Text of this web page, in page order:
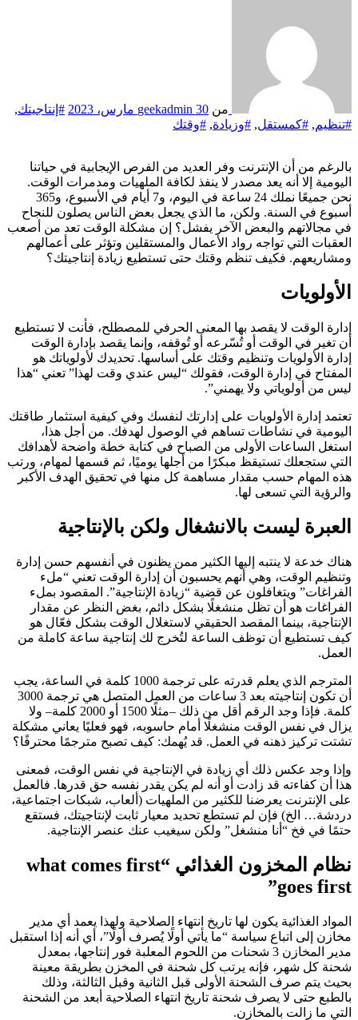
من geekadmin 30 مارس، 2023 #إنتاجيتك,
#تنظيم, #كمستقل, #وزيادة, #وقتك
بالرغم من أن الإنترنت وفر العديد من الفرص الإيجابية في حياتنا
اليومية إلا أنه يعد مصدر لا ينفذ لكافة الملهيات ومدمرات الوقت.
نحن جميعًا نملك 24 ساعة في اليوم، و7 أيام في الأسبوع، و365
أسبوع في السنة. ولكن، ما الذي يجعل بعض الناس يصلون للنجاح
في مجالاتهم والبعض الآخر يفشل؟ إن مشكلة الوقت تعد من أصعب
العقبات التي تواجه رواد الأعمال والمستقلين وتؤثر على أعمالهم
ومشاريعهم. فكيف تنظم وقتك حتى تستطيع زيادة إنتاجيتك؟
الأولويات
إدارة الوقت لا يقصد بها المعنى الحرفي للمصطلح، فأنت لا تستطيع
أن تغير في الوقت أو تُسّرعه أو تُوقفه، وإنما يقصد بإدارة الوقت
إدارة الأولويات وتنظيم وقتك على أساسها. تحديدك لأولوياتك هو
المفتاح في إدارة الوقت، فقولك “ليس عندي وقت لهذا” تعني “هذا
ليس من أولوياتي ولا يهمني”.
تعتمد إدارة الأولويات على إدارتك لنفسك وفي كيفية استثمار طاقتك
اليومية في نشاطات تساهم في الوصول لهدفك. من أجل هذا،
استغل الساعات الأولى من الصباح في كتابة خطة واضحة لأهدافك
التي ستجعلك تستيقظ مبكرًا من أجلها يوميًا، ثم قسمها لمهام، ورتب
هذه المهام حسب مقدار مساهمة كل منها في تحقيق الهدف الأكبر
والرؤية التي تسعى لها.
العبرة ليست بالانشغال ولكن بالإنتاجية
هناك خدعة لا ينتبه إليها الكثير ممن يظنون في أنفسهم حسن إدارة
وتنظيم الوقت، وهي أنهم يحسبون أن إدارة الوقت تعني “ملء
الفراغات” ويتغافلون عن قضية “زيادة الإنتاجية”. المقصود بملء
الفراغات هو أن تظل منشغلًا بشكل دائم، بغض النظر عن مقدار
الإنتاجية، بينما المقصد الحقيقي لاستغلال الوقت بشكل فعّال هو
كيف تستطيع أن توظف الساعة لتُخرج لك إنتاجية ساعة كاملة من
العمل.
المترجم الذي يعلم قدرته على ترجمة 1000 كلمة في الساعة، يجب
أن تكون إنتاجيته بعد 3 ساعات من العمل المتصل هي ترجمة 3000
كلمة. فإذا وجد الرقم أقل من ذلك –مثلًا 1500 أو 2000 كلمة– ولا
يزال في نفس الوقت منشغلًا أمام حاسوبه، فهو فعليًا يعاني مشكلة
تشتت تركيز ذهنه في العمل. قد يُهمك: كيف تصبح مترجمًا محترفًا؟
وإذا وجد عكس ذلك أي زيادة في الإنتاجية في نفس الوقت، فمعنى
هذا أن كفاءته قد زادت أو أنه لم يكن يقدر نفسه حق قدرها. فالعمل
على الإنترنت يعرضنا للكثير من الملهيات (ألعاب، شبكات اجتماعية،
دردشة… الخ) فإن لم تستطع تحديد معيار ثابت لإنتاجيتك، فستقع
حتمًا في فخ “أنا منشغل” ولكن سيغيب عنك عنصر الإنتاجية.
نظام المخزون الغذائي “what comes first
goes first”
المواد الغذائية يكون لها تاريخ انتهاء الصلاحية ولهذا يعمد أي مدير
مخازن إلى اتباع سياسة “ما يأتي أولًا يُصرف أولًا”، أي أنه إذا استقبل
مدير المخازن 3 شحنات من اللحوم المعلبة فور إنتاجها، بمعدل
شحنة كل شهر، فإنه يرتب كل شحنة في المخزن بطريقة معينة
بحيث يتم صرف الشحنة الأولى قبل الثانية وقبل الثالثة، وذلك
بالطبع حتى لا يصرف شحنة تاريخ انتهاء الصلاحية أبعد من الشحنة
التي ما زالت بالمخازن.